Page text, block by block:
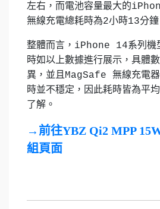
左右，而電池容量最大的
無線充電總耗時為2小時13分鐘
整體而言，iPhone 14系列機
時如以上數據進行展示，具體
異，並且MagSafe 無線充電
時並不穩定，因此耗時皆為平
了解。
→前往YBZ Qi2 MPP
組頁面